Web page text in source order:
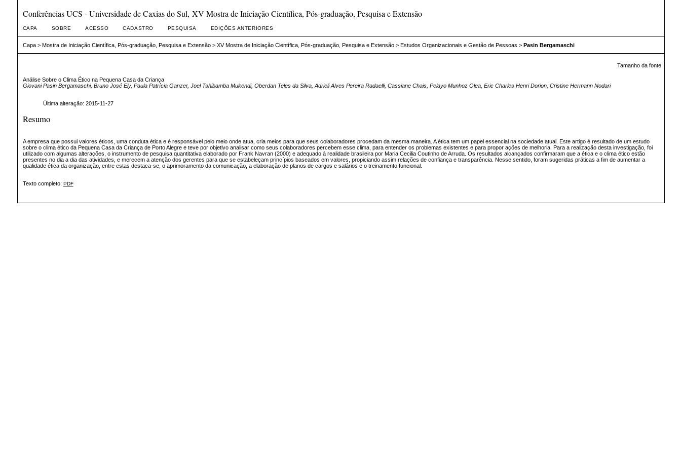
Conferências UCS - Universidade de Caxias do Sul, XV Mostra de Iniciação Científica, Pós-graduação, Pesquisa e Extensão
CAPA SOBRE ACESSO CADASTRO PESQUISA EDIÇÕES ANTERIORES
Capa> Mostra de Iniciação Científica, Pós-graduação, Pesquisa e Extensão> XV Mostra de Iniciação Científica, Pós-graduação, Pesquisa e Extensão> Estudos Organizacionais e Gestão de Pessoas > Pasin Bergamaschi
Tamanho da fonte:
Análise Sobre o Clima Ético na Pequena Casa da Criança
Giovani Pasin Bergamaschi, Bruno José Ely, Paula Patrícia Ganzer, Joel Tshibamba Mukendi, Oberdan Teles da Silva, Adrieli Alves Pereira Radaelli, Cassiane Chais, Pelayo Munhoz Olea, Eric Charles Henri Dorion, Cristine Hermann Nodari
Última alteração: 2015-11-27
Resumo
A empresa que possui valores éticos, uma conduta ética e é responsável pelo meio onde atua, cria meios para que seus colaboradores procedam da mesma maneira. A ética tem um papel essencial na sociedade atual. Este artigo é resultado de um estudo
sobre o clima ético da Pequena Casa da Criança de Porto Alegre e teve por objetivo analisar como seus colaboradores percebem esse clima, para entender os problemas existentes e para propor ações de melhoria. Para a realização desta investigação, foi
utilizado com algumas alterações, o instrumento de pesquisa quantitativa elaborado por Frank Navran (2000) e adequado à realidade brasileira por Maria Cecilia Coutinho de Arruda. Os resultados alcançados confirmaram que a ética e o clima ético estão
presentes no dia a dia das atividades, e merecem a atenção dos gerentes para que se estabeleçam princípios baseados em valores, propiciando assim relações de confiança e transparência. Nesse sentido, foram sugeridas práticas a fim de aumentar a
qualidade ética da organização, entre estas destaca-se, o aprimoramento da comunicação, a elaboração de planos de cargos e salários e o treinamento funcional.
Texto completo: PDF